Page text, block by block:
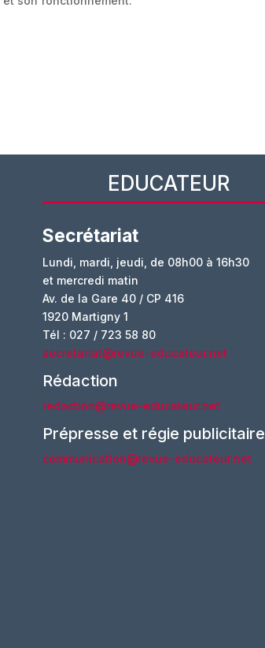
EDUCATEUR
Secrétariat
Lundi, mardi, jeudi, de 08h00 à 16h30
et mercredi matin
Av. de la Gare 40 / CP 416
1920 Martigny 1
Tél : 027 / 723 58 80
secretariat@revue-educateur.net
Rédaction
redaction@revue-educateur.net
Prépresse et régie publicitaire
communication@revue-educateur.net